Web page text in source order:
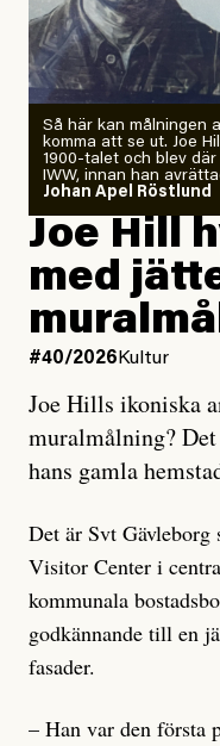
Så här kan målningen
komma att se ut. Joe
1900-talet och blev
IWW, innan han
Johan Apel Röstlund
Joe Hill
med
#40/2026 Kultur
Joe Hills ikoniska
muralmålning?
hans gamla
Det är Svt
Visitor Center i
kommunala
godkännande till en
fasader.
– Han var den första